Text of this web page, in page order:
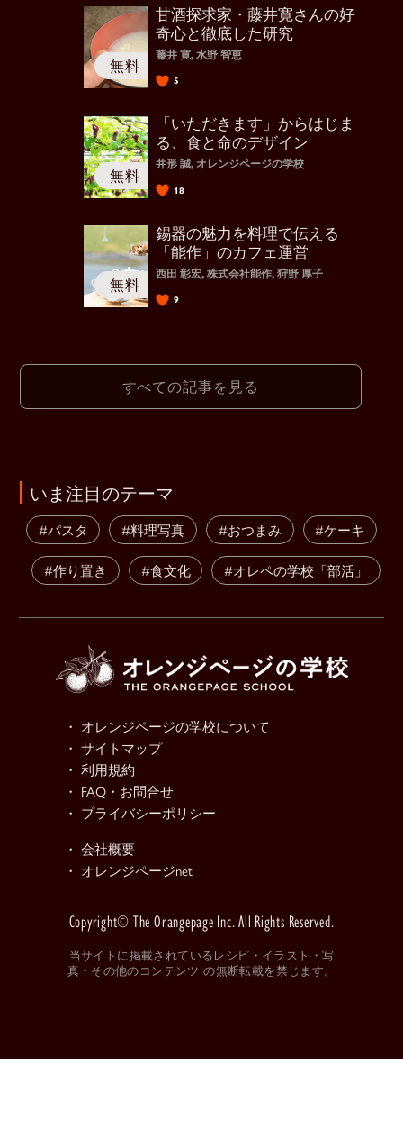
甘酒探求家・藤井寛さんの好
奇心と徹底した研究
藤井 寛, 水野 智恵
5
「いただきます」からはじま
る、食と命のデザイン
井形 誠, オレンジページの学校
18
錫器の魅力を料理で伝える
「能作」のカフェ運営
西田 彰宏, 株式会社能作, 狩野 厚子
9
すべての記事を見る
いま注目のテーマ
#パスタ #料理写真 #おつまみ #ケーキ
#作り置き #食文化 #オレペの学校「部活」
・ オレンジページの学校について
・ サイトマップ
・ 利用規約
・ FAQ・お問合せ
・ プライバシーポリシー
・ 会社概要
・ オレンジページnet
Copyright© The Orangepage Inc. All Rights Reserved.
当サイトに掲載されているレシピ・イラスト・写
真・その他のコンテンツ の無断転載を禁じます。